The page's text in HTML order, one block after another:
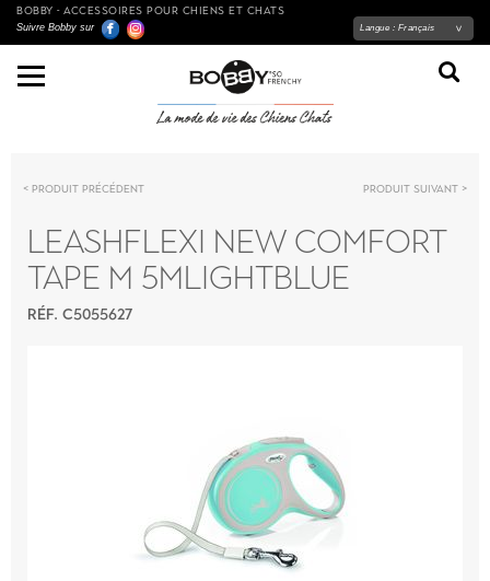
BOBBY - ACCESSOIRES POUR CHIENS ET CHATS
Suivre Bobby sur Langue : Français
Produit précédent Produit suivant
LEASHFLEXI NEW COMFORT
TAPE M 5MLIGHTBLUE
RÉF. C5055627